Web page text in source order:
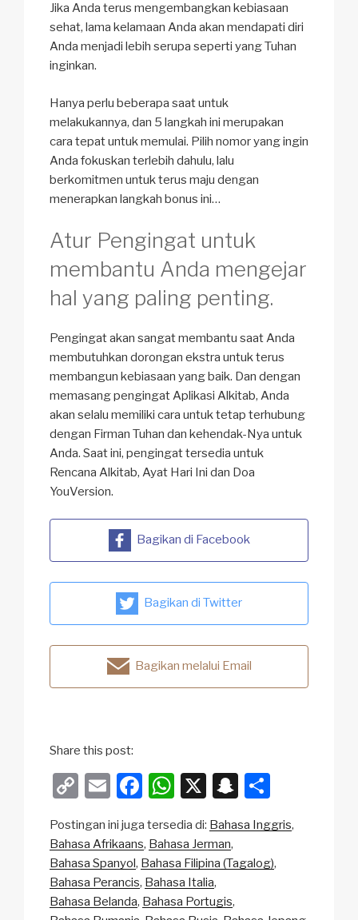
Jika Anda terus mengembangkan kebiasaan
sehat, lama kelamaan Anda akan mendapati diri
Anda menjadi lebih serupa seperti yang Tuhan
inginkan.
Hanya perlu beberapa saat untuk
melakukannya, dan 5 langkah ini merupakan
cara tepat untuk memulai. Pilih nomor yang ingin
Anda fokuskan terlebih dahulu, lalu
berkomitmen untuk terus maju dengan
menerapkan langkah bonus ini…
Atur Pengingat untuk
membantu Anda mengejar
hal yang paling penting.
Pengingat akan sangat membantu saat Anda
membutuhkan dorongan ekstra untuk terus
membangun kebiasaan yang baik. Dan dengan
memasang pengingat Aplikasi Alkitab, Anda
akan selalu memiliki cara untuk tetap terhubung
dengan Firman Tuhan dan kehendak-Nya untuk
Anda. Saat ini, pengingat tersedia untuk
Rencana Alkitab, Ayat Hari Ini dan Doa
YouVersion.
Bagikan di Facebook
Bagikan di Twitter
Bagikan melalui Email
Share this post:
C
p
y
Li
n
E
ail
F
c
e
b
o
W
at
s
A
p
X
S
a
p
h
ar
e
Postingan ini juga tersedia di: Bahasa Inggris
Bahasa Afrikaans Bahasa Jerman
Bahasa Spanyol
Bahasa Filipina (Tagalog)
Bahasa Perancis Bahasa Italia
Bahasa Belanda Bahasa Portugis